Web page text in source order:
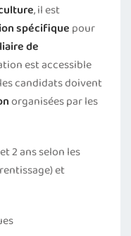
, il est
spécifique pour
de
est accessible
candidats doivent
organisées par les
2 ans selon les
et